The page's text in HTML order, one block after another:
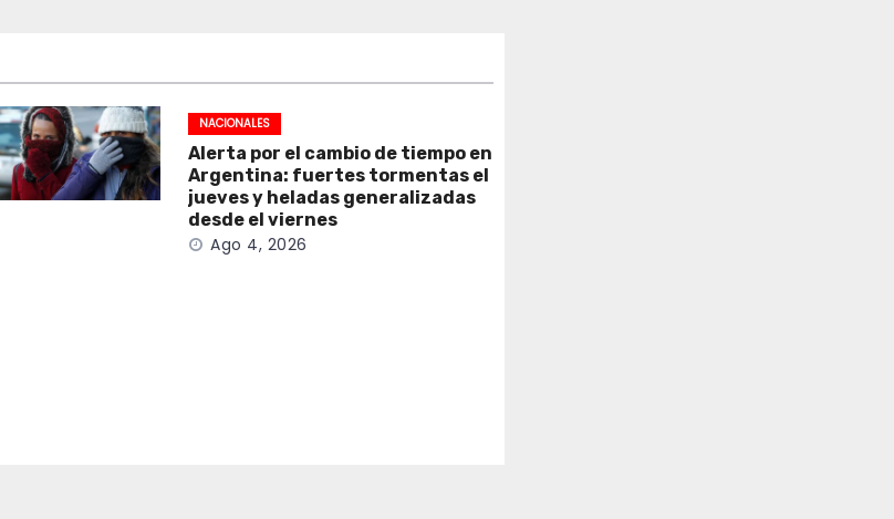
NACIONALES
Alerta por el cambio de tiempo en
Argentina: fuertes tormentas el
jueves y heladas generalizadas
desde el viernes
Ago 4, 2026